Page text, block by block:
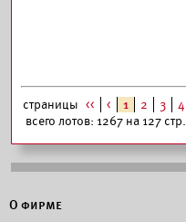
страницы << < 1 2 3 4
всего лотов: 1267 на 127 стр.
О фирме